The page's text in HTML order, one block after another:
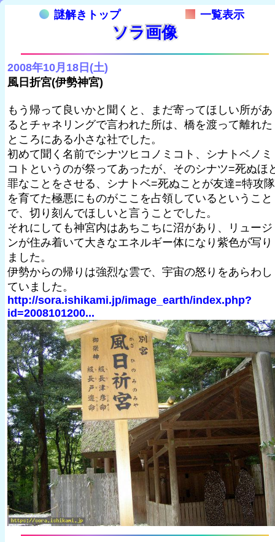
謎解きトップ 一覧表示
ソラ画像
2008年10月18日(土)
風日折宮(伊勢神宮)
もう帰って良いかと聞くと、まだ寄ってほしい所があ
るとチャネリングで言われた所は、橋を渡って離れた
ところにある小さな社でした。
初めて聞く名前でシナツヒコノミコト、シナトベノミ
コトというのが祭ってあったが、そのシナツ=死ぬほ
罪なことをさせる、シナトベ=死ぬことが友達=特攻隊
を育てた極悪にものがここを占領しているということ
で、切り刻んでほしいと言うことでした。
それにしても神宮内はあちこちに沼があり、リュージ
ンが住み着いて大きなエネルギー体になり紫色が写り
ました。
伊勢からの帰りは強烈な雲で、宇宙の怒りをあらわし
ていました。
http://sora.ishikami.jp/image_earth/index.php?
id=2008101200...